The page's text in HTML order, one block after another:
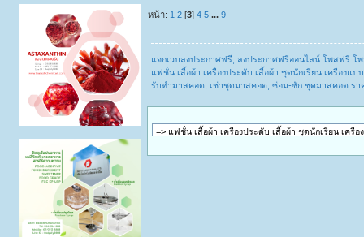
หน้า: 1 2 [3]4 5 ...9
แจกเวบลงประกาศฟรี, ลงประกาศฟรีออนไลน์ โพสฟรี โ
แฟชั่น เสื้อผ้า เครื่องประดับ เสื้อผ้า ชุดนักเรียน เครื่องแ
รับทำมาสคอต, เช่าชุดมาสคอต, ซ่อม-ซัก ชุดมาสคอต รา